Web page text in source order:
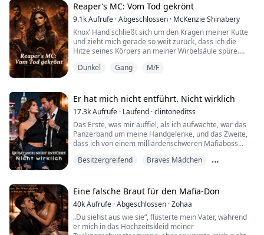
Dann war da Dorian Black — der Alpha von Ironveil,
der Mann, dessen Wolf sie in ihrer allerersten Nacht
Gefährtin nannte und der wochenlang so tat, als hätte
er es nicht gehö...
Reaper’s MC: Vom Tod gekrönt
9.1kAufrufe ·Abgeschlossen · McKenzie Shinabery
Knox’ Hand schließt sich um den Kragen meiner Kutte
und zieht mich gerade so weit zurück, dass ich die
Hitze seines Körpers an meiner Wirbelsäule spüre.
„Wenn du Ärger weiter so ansiehst“, murmelt er mir
Ich hebe das Kinn und erwidere seinen Blick über die
Schulter.
„Gut“, flüstere ich. „Darauf zähle ich.“
Sein Mundwinkel he...
Dunkel Gang M/F
Er hat mich nicht entführt. Nicht wirklich
17.3kAufrufe · Laufend ·clintoneditss
Das Erste, was mir auffiel, als ich aufwachte, war das
Panzerband um meine Handgelenke, und das Zweite,
dass ich von einem milliardenschweren Mafiaboss
geschnappt hatte.
mutig gewesen, aber es war größtenteils schlicht
Panik. Man stieß mich in eine riesige Villa aus Stein –
die Sorte mit goldenen ...
Besitzergreifend
Braves Mädchen
Eine falsche Braut für den Mafia-Don
40kAufrufe ·Abgeschlossen ·Zohaa
„Du siehst aus wie sie“, flüsterte mein Vater, während
er mich in das Hochzeitskleid meiner